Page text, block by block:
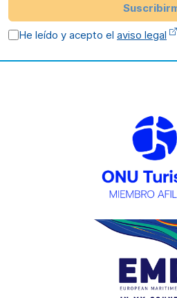
He leído y acepto elaviso legal